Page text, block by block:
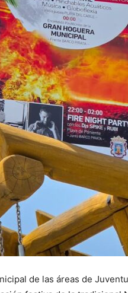
de las áreas de